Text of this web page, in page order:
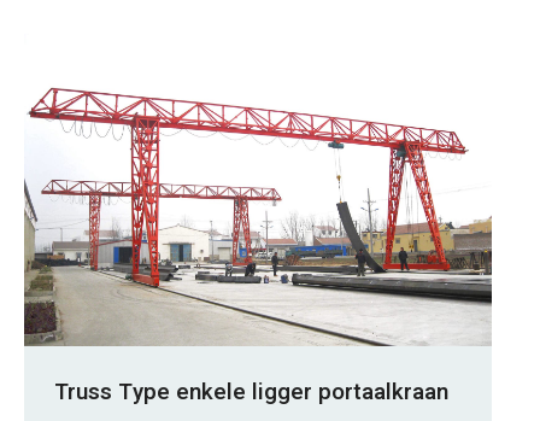
Truss Type enkele ligger portaalkraan